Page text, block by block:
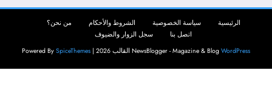
الرئيسية سياسة الخصوصية الشروط والأحكام
من نحن؟
اتصل بنا
سجل الزوار والضيوف
NewsBlogger - Magazine & Blog WordPress القالب 2026 | Powered By SpiceThemes